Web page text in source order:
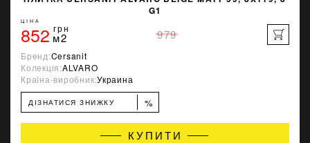
G1
ЦІНА
852 грн
м2 979
Бренд:Cersanit
Колекція:ALVARO
Країна-виробник:Украина
ДІЗНАТИСЯ ЗНИЖКУ %
КУПИТИ